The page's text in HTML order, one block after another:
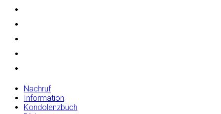
Nachruf
Information
Kondolenzbuch